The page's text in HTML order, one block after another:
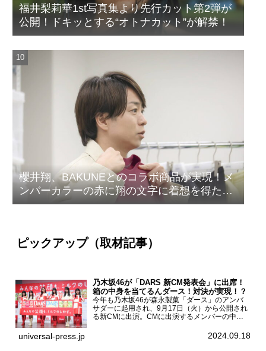
福井梨莉華1st写真集より先行カット第2弾が
公開！ドキッとする“オトナカット”が解禁！
櫻井翔、BAKUNEとのコラボ商品が実現！メ
ンバーカラーの赤に翔の文字に着想を得たデ
ザイン
ピックアップ（取材記事）
乃木坂46が「DARS 新CM発表会」に出席！
箱の中身を当てるんダース！対決が実現！？
今年も乃木坂46が森永製菓「ダース」のアンバ
サダーに起用され、9月17日（火）から公開され
る新CMに出演。CMに出演するメンバーの中か
一ノ瀬美空、菅原咲月が都内にて開催された
universal-press.jp 2024.09.18